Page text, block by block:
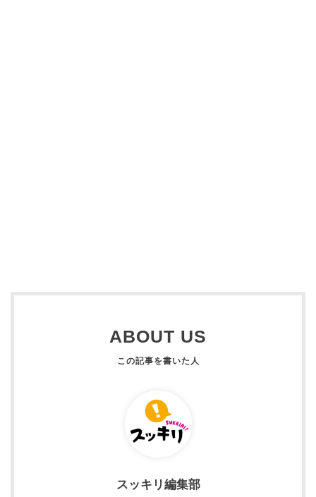
ABOUT US
スッキリ編集部